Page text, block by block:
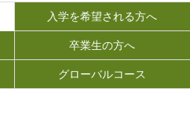
入学を希望される方へ
卒業生の方へ
グローバルコース